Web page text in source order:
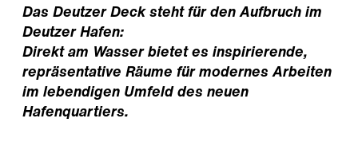
Das Deutzer Deck steht für den Aufbruch im
Deutzer Hafen:
Direkt am Wasser bietet es inspirierende,
repräsentative Räume für modernes Arbeiten
im lebendigen Umfeld des neuen
Hafenquartiers.